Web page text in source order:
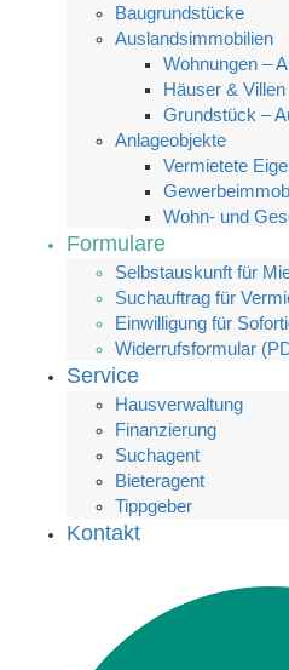
Baugrundstücke
Auslandsimmobilien
Wohnungen –
Häuser &
Grundstück –
Anlageobjekte
Vermietete
Wohn- und
Formulare
Selbstauskunft für
Suchauftrag für
Einwilligung für
Widerrufsformular
Service
Hausverwaltung
Finanzierung
Suchagent
Bieteragent
Tippgeber
Kontakt